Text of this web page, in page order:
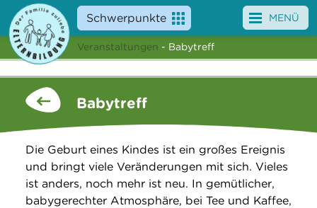
Schwerpunkte
Angebote
Veranstaltungen
Service
Über uns
MENÜ
Veranstaltungen - Babytreff
Babytreff
Die Geburt eines Kindes ist ein großes Ereignis
und bringt viele Veränderungen mit sich. Vieles
ist anders, noch mehr ist neu. In gemütlicher,
babygerechter Atmosphäre, bei Tee und Kaffee,